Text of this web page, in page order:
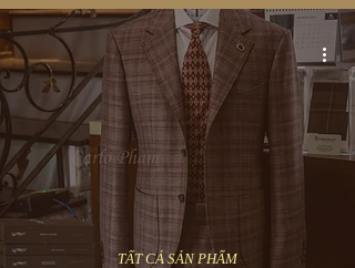
TẤT CẢ SẢN PHẨM